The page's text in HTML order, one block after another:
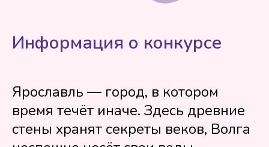
Информация о конкурсе
Ярославль — город, в котором
время течёт иначе. Здесь древние
стены хранят секреты веков, Волга